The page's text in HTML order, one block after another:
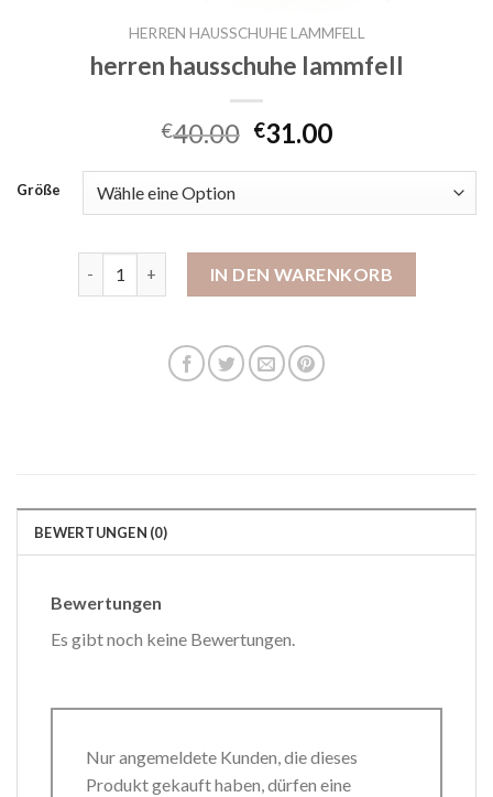
HERREN HAUSSCHUHE LAMMFELL
herren hausschuhe lammfell
€40.00 €31.00
Größe
IN DEN WARENKORB
BEWERTUNGEN (0)
Bewertungen
Es gibt noch keine Bewertungen.
Nur angemeldete Kunden, die dieses
Produkt gekauft haben, dürfen eine